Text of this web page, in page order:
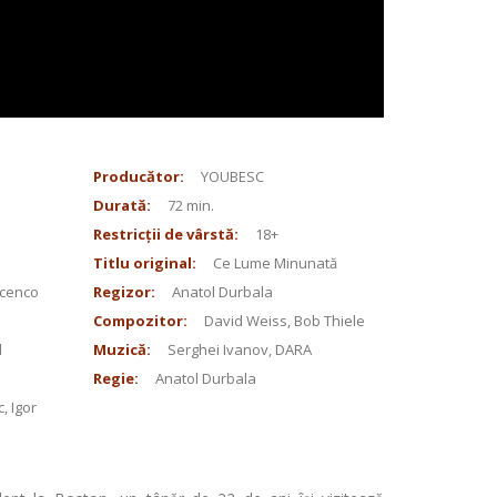
Producător:
YOUBESC
Durată:
72 min.
Restricții de vârstă:
18+
Titlu original:
Ce Lume Minunată
Regizor:
Anatol Durbala
Compozitor:
David Weiss, Bob Thiele
Muzică:
Serghei Ivanov, DARA
Regie:
Anatol Durbala
Igor